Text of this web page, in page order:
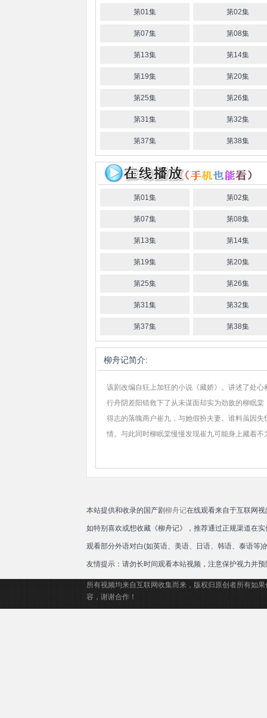
第01集 第02集
第07集 第08集
第13集 第14集
第19集 第20集
第25集 第26集
第31集 第32集
第37集 第38集
第01集 第02集
第07集 第08集
第13集 第14集
第19集 第20集
第25集 第26集
第31集 第32集
第37集 第38集
柳舟记简介:
该剧改编自狂上加狂的小说《藏娇》。讲述了处
行舟阴差阳错救下了从未谋面却实为劲敌的柳眠
得志的落魄商户崔九，与她假扮夫妻。谁料虽因
情。与此同时柳眠棠慢慢发现崔九可能身上藏着
本站提供和收录的国产剧柳舟记在线观看来自于互联网
如特别喜欢或想收藏《柳舟记》，推荐通过正规渠道在
观看部分外语对白(如英语、美语、日语、韩语、泰语等
友情提示：请勿长时间观看本站视频，注意保护视力并预
所有视频均来自互联网收集而来，版权归原创者所有如
容，谢谢合作！